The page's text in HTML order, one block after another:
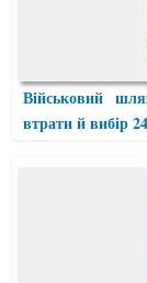
Військовий
втрати й вибір